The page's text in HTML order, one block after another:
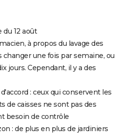
du 12 août
à propos du lavage des
changer une fois par semaine, ou
jours. Cependant, il y a des
: ceux qui conservent les
de caisses ne sont pas des
besoin de contrôle
: de plus en plus de jardiniers